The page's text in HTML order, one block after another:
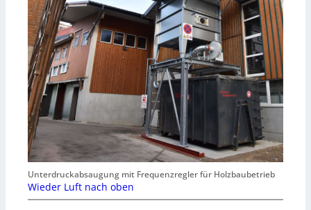
Unterdruckabsaugung mit Frequenzregler für Holzbaubetrieb
Wieder Luft nach oben